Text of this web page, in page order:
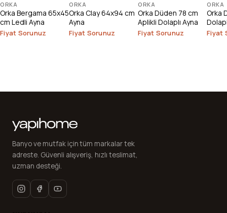
ORKA
Orka Bergama 65x45
cm Ledli Ayna
Fiyat Sorunuz
ORKA
Orka Clay 64x94 cm
Ayna
Fiyat Sorunuz
ORKA
Orka Düden 78 cm
Aplikli Dolaplı Ayna
Fiyat Sorunuz
ORKA
Orka
Ayna
Fiyat
Banyo ve mutfak için tüm markalar tek
adreste. Güvenli alışveriş, hızlı teslimat,
uzman desteği.